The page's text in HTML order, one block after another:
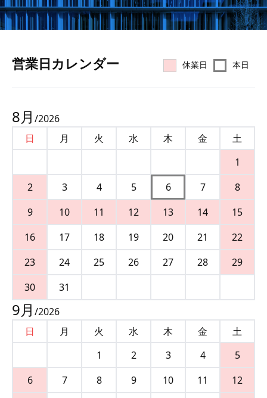
営業⽇カレンダー 休業日 本日
8月 /2026
日
月 火 水 木 金
土
1
2
3 4 5 6 7
8
9
10 11 12 13 14
15
16
17 18 19 20 21
22
23
24 25 26 27 28
29
30
31
9月 /2026
日
月 火 水 木 金
土
1
2 3 4
5
6
7 8 9 10 11
12